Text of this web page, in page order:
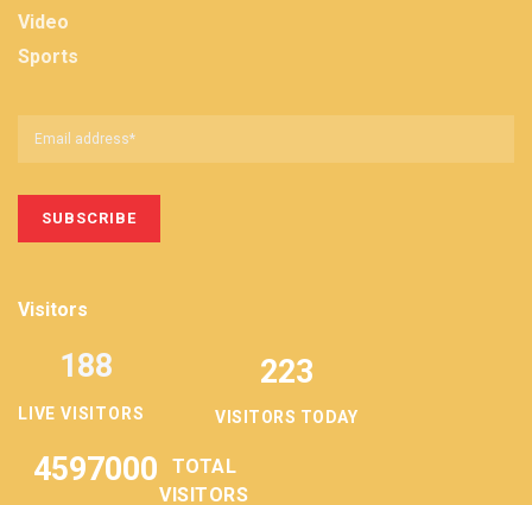
Video
Sports
Visitors
LIVE VISITORS
188 223
VISITORS TODAY
4597000
TOTAL
VISITORS